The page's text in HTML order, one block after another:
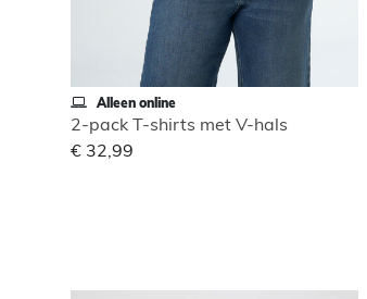
Alleen online
2-pack T-shirts met V-hals
€ 32,99